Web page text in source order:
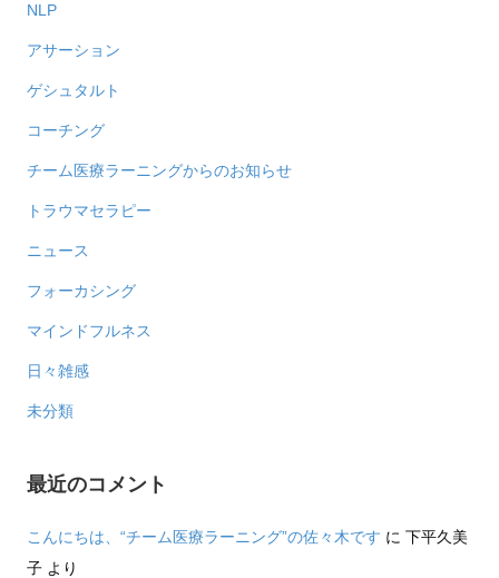
NLP
アサーション
ゲシュタルト
コーチング
チーム医療ラーニングからのお知らせ
トラウマセラピー
ニュース
フォーカシング
マインドフルネス
日々雑感
未分類
最近のコメント
こんにちは、“チーム医療ラーニング”の佐々木です に 下平久美
子 より